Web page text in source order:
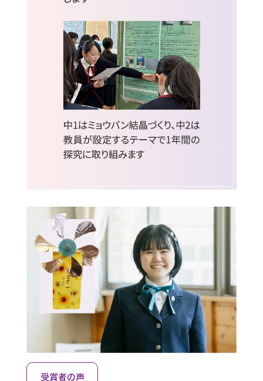
受賞者の声